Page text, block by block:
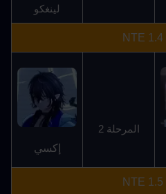
لينغكو
المرحلة 2
إكسي